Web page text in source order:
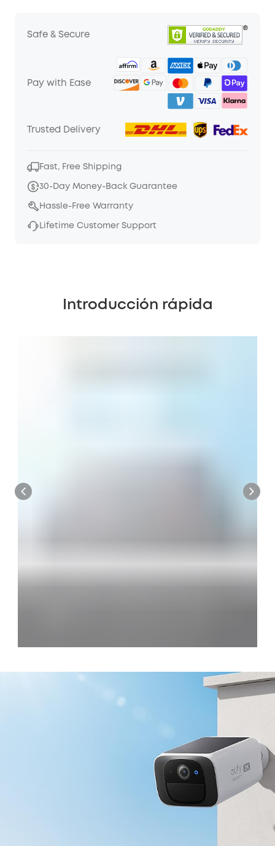
Safe & Secure
Pay with Ease
Trusted Delivery
Fast, Free Shipping
30-Day Money-Back Guarantee
Hassle-Free Warranty
Lifetime Customer Support
Introducción rápida